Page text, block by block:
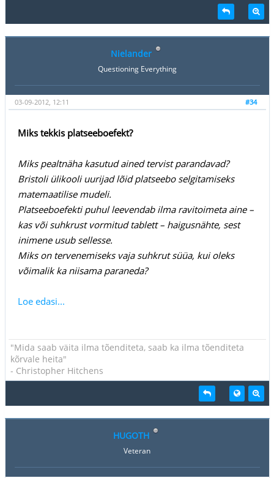
Nielander
Questioning Everything
#34
03-09-2012, 12:11
Miks tekkis platseeboefekt?
Miks pealtnäha kasutud ained tervist parandavad?
Bristoli ülikooli uurijad lõid platseebo selgitamiseks
matemaatilise mudeli.
Platseeboefekti puhul leevendab ilma ravitoimeta aine –
kas või suhkrust vormitud tablett – haigusnähte, sest
inimene usub sellesse.
Miks on tervenemiseks vaja suhkrut süüa, kui oleks
võimalik ka niisama paraneda?
Loe edasi...
"Mida saab väita ilma tõenditeta, saab ka ilma tõenditeta
kõrvale heita"
- Christopher Hitchens
HUGOTH
Veteran